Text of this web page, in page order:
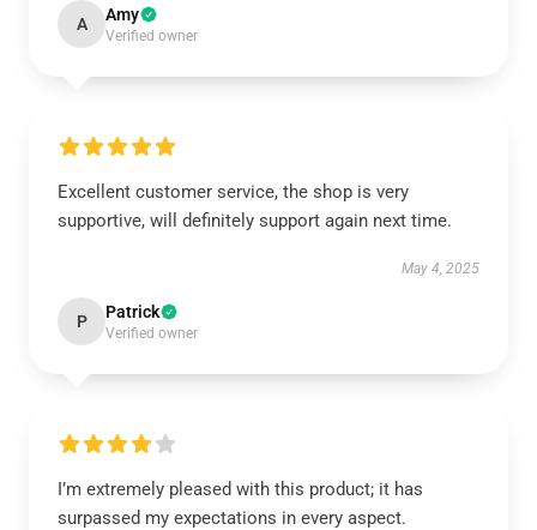
A Amy
Verified owner
Excellent customer service, the shop is very
supportive, will definitely support again next time.
May 4, 2025
P Patrick
Verified owner
I’m extremely pleased with this product; it has
surpassed my expectations in every aspect.